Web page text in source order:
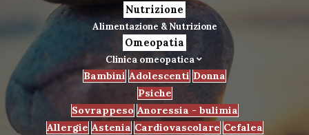
Nutrizione
Alimentazione & Nutrizione
Omeopatia
Clinica omeopatica
Bambini Adolescenti Donna
Psiche
Sovrappeso Anoressia - bulimia
Allergie Astenia Cardiovascolare Cefalea